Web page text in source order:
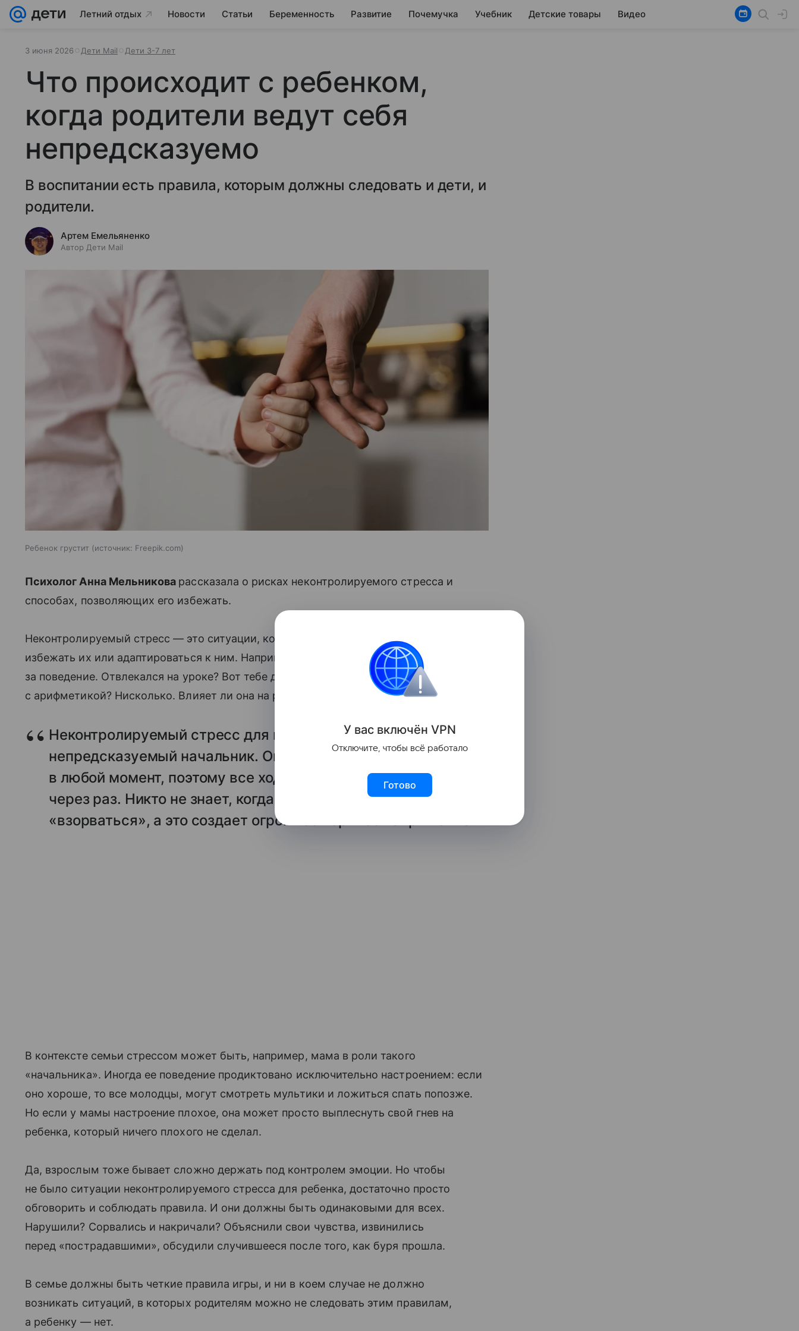
Летний отдых Новости Статьи Беременность Развитие Почемучка Учебник Детские товары Видео
3 июня 2026 Дети Mail Дети 3-7 лет
Что происходит с ребенком,
когда родители ведут себя
непредсказуемо
В воспитании есть правила, которым должны следовать и дети, и
родители.
Артем Емельяненко
Автор Дети Mail
Ребенок грустит источник: Freepik.com
Психолог Анна Мельникова рассказала о рисках неконтролируемого стресса и
способах, позволяющих его избежать.
Неконтролируемый стресс — это ситуации, которые невозможно предугадать,
избежать их или адаптироваться к ним. Например, оценка по математике
за поведение. Отвлекался на уроке? Вот тебе два в дневник. Связана ли оценка
с арифметикой? Нисколько. Влияет ли она на ребенка? Еще как.
Неконтролируемый стресс для взрослого —
непредсказуемый начальник. Он может выкинуть что угодно
в любой момент, поэтому все ходят по струнке и дышат
через раз. Никто не знает, когда начальник может
«взорваться», а это создает огромное нервное напряжение.
В контексте семьи стрессом может быть, например, мама в роли такого
«начальника». Иногда ее поведение продиктовано исключительно настроением: если
оно хороше, то все молодцы, могут смотреть мультики и ложиться спать попозже.
Но если у мамы настроение плохое, она может просто выплеснуть свой гнев на
ребенка, который ничего плохого не сделал.
Да, взрослым тоже бывает сложно держать под контролем эмоции. Но чтобы
не было ситуации неконтролируемого стресса для ребенка, достаточно просто
обговорить и соблюдать правила. И они должны быть одинаковыми для всех.
Нарушили? Сорвались и накричали? Объяснили свои чувства, извинились
перед «пострадавшими», обсудили случившееся после того, как буря прошла.
В семье должны быть четкие правила игры, и ни в коем случае не должно
возникать ситуаций, в которых родителям можно не следовать этим правилам,
а ребенку — нет.
У вас включён VPN
Отключите, чтобы всё работало
Готово